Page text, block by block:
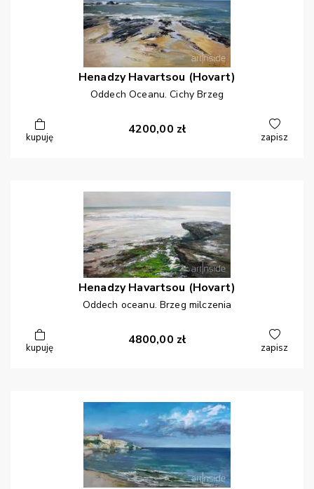
Henadzy Havartsou (Hovart)
Oddech Oceanu. Cichy Brzeg
kupuję
4200,00 zł
zapisz
Henadzy Havartsou (Hovart)
Oddech oceanu. Brzeg milczenia
kupuję
4800,00 zł
zapisz